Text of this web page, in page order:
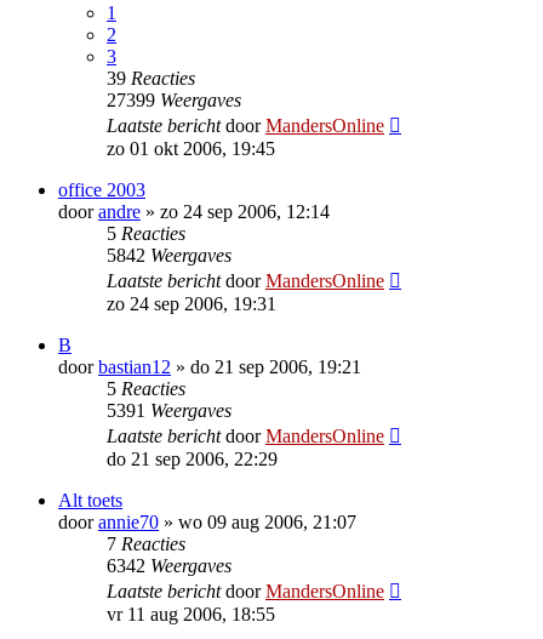
1
2
3
39 Reacties
27399 Weergaves
Laatste berichtdoorMandersOnline
zo 01 okt 2006, 19:45
office 2003
doorandre » zo 24 sep 2006, 12:14
5 Reacties
5842 Weergaves
Laatste berichtdoorMandersOnline
zo 24 sep 2006, 19:31
B
doorbastian12 » do 21 sep 2006, 19:21
5 Reacties
5391 Weergaves
Laatste berichtdoorMandersOnline
do 21 sep 2006, 22:29
Alt toets
doorannie70 » wo 09 aug 2006, 21:07
7 Reacties
6342 Weergaves
Laatste berichtdoorMandersOnline
vr 11 aug 2006, 18:55